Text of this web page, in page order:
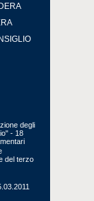
degli
- 18
del terzo